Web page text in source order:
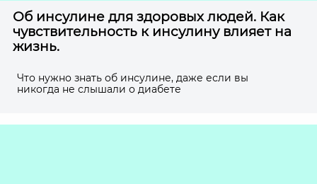
Об инсулине для здоровых людей. Как
чувствительность к инсулину влияет на
жизнь.
Что нужно знать об инсулине, даже если вы
никогда не слышали о диабете